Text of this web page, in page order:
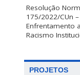
Resolução
175/2022/CUn –
Enfrentamento
Racismo
PROJETOS